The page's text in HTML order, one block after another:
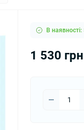
В наявності:
1 530 грн